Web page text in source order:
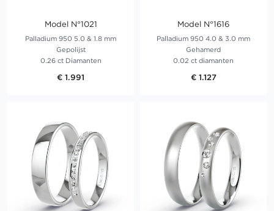
Model N°1021
Palladium 950 5.0 & 1.8 mm
Gepolijst
0.26 ct Diamanten
€ 1.991
Model N°1616
Palladium 950 4.0 & 3.0 mm
Gehamerd
0.02 ct diamanten
€ 1.127